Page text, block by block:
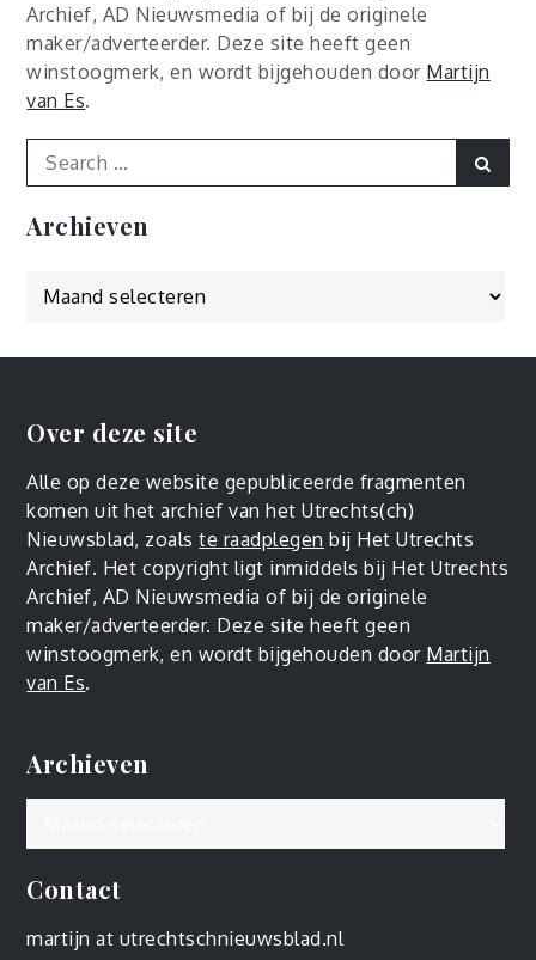
Archief, AD Nieuwsmedia of bij de originele
maker/adverteerder. Deze site heeft geen
winstoogmerk, en wordt bijgehouden door Martijn
van Es.
Search
for:
Archieven
Over deze site
Alle op deze website gepubliceerde fragmenten
komen uit het archief van het Utrechts(ch)
Nieuwsblad, zoalste raadplegen bij Het Utrechts
Archief. Het copyright ligt inmiddels bij Het Utrechts
Archief, AD Nieuwsmedia of bij de originele
maker/adverteerder. Deze site heeft geen
winstoogmerk, en wordt bijgehouden door Martijn
van Es.
Archieven
Contact
martijn at utrechtschnieuwsblad.nl